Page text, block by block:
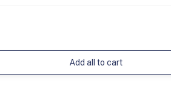
Add all to cart